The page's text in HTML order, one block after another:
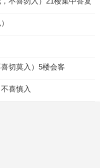
切莫入）5楼会客
喜慎入